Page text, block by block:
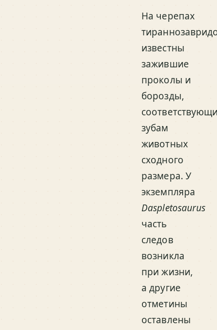
На черепах
известны
зажившие
проколы и
борозды,
зубам
животных
сходного
размера. У
экземпляра
Daspletosaurus
часть
следов
возникла
при жизни,
а другие
отметины
оставлены